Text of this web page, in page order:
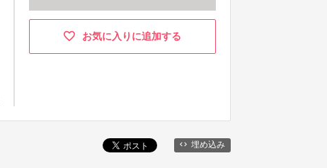
お気に入りに追加する
埋め込み